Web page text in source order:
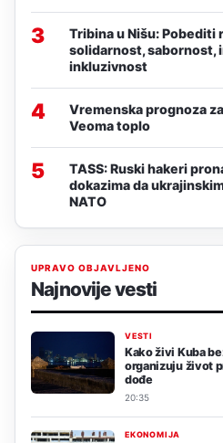
3
Tribina u Nišu: Pobediti
solidarnost, sabornost,
inkluzivnost
4
Vremenska prognoza
Veoma toplo
5
TASS: Ruski hakeri
dokazima da
NATO
UPRAVO OBJAVLJENO
Najnovije vesti
VESTI
Kako živi Kuba
organizuju život
dođe
20:35
EKONOMIJA